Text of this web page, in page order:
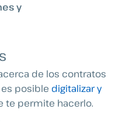
y
de los contratos
posible digitalizar y
te permite hacerlo.